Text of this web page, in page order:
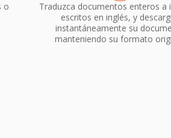
o
Traduzca documentos enteros a
escritos en inglés, y
instantáneamente su
manteniendo su formato